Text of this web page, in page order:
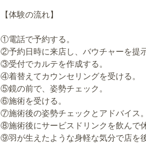
【体験の流れ】
①電話で予約する。
②予約日時に来店し、バウチャーを提
③受付でカルテを作成する。
④着替えてカウンセリングを受ける。
⑤鏡の前で、姿勢チェック。
⑥施術を受ける。
⑦施術後の姿勢チェックとアドバイス。
⑧施術後にサービスドリンクを飲んで